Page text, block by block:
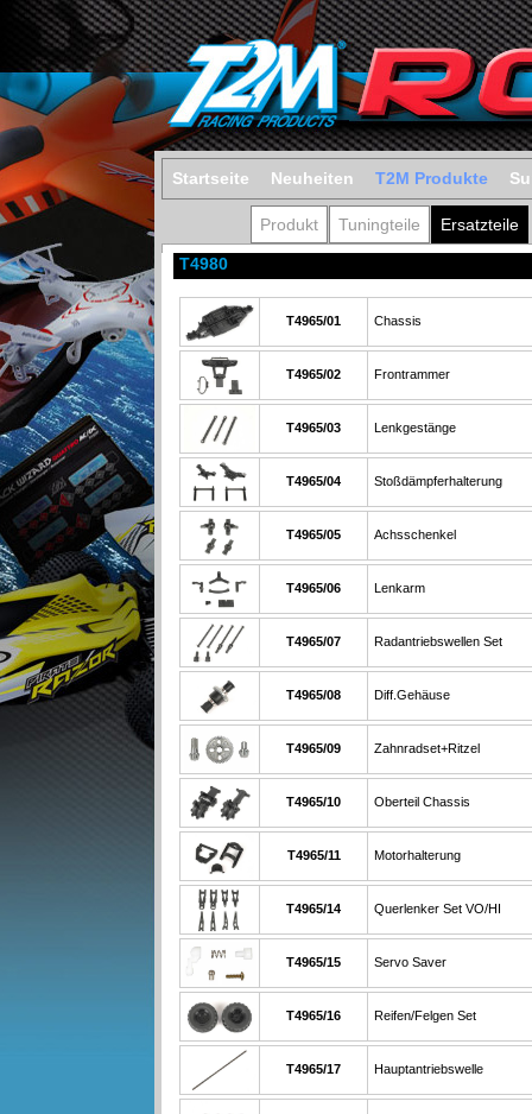
Startseite Neuheiten T2M Produkte
Produkt Tuningteile Ersatzteile
T4980
T4965/01 Chassis
T4965/02 Frontrammer
T4965/03 Lenkgestänge
T4965/04 Stoßdämpferhalterung
T4965/05 Achsschenkel
T4965/06 Lenkarm
T4965/07 Radantriebswellen Set
T4965/08 Diff.Gehäuse
T4965/09 Zahnradset+Ritzel
T4965/10 Oberteil Chassis
T4965/11 Motorhalterung
T4965/14 Querlenker Set VO/HI
T4965/15 Servo Saver
T4965/16 Reifen/Felgen Set
T4965/17 Hauptantriebswelle